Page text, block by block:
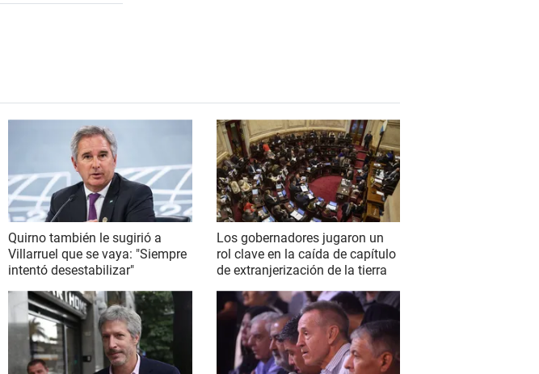
Quirno también le sugirió a
Villarruel que se vaya: "Siempre
intentó desestabilizar"
Los gobernadores jugaron un
rol clave en la caída de capítulo
de extranjerización de la tierra